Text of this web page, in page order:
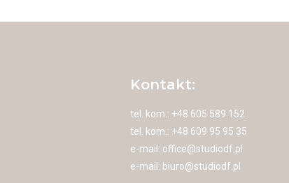
Kontakt:
tel. kom.: +48 605 589 152
tel. kom.: +48 609 95 95 35
e-mail: office@studiodf.pl
e-mail: biuro@studiodf.pl